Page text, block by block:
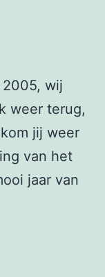
wij
weer terug,
jij weer
van het
jaar van